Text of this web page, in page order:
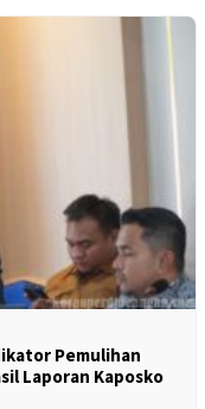
Pemulihan
Laporan Kaposko